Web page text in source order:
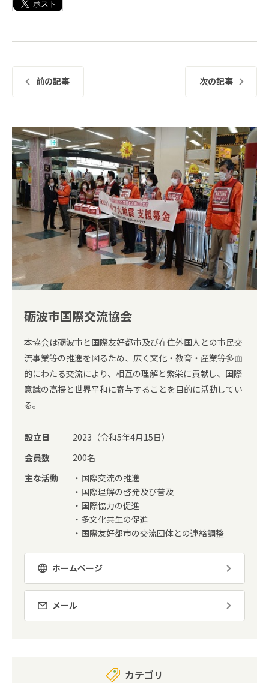
前の記事 次の記事
砺波市国際交流協会
本協会は砺波市と国際友好都市及び在住外国人との市民交
流事業等の推進を図るため、広く文化・教育・産業等多面
的にわたる交流により、相互の理解と繁栄に貢献し、国際
意識の高揚と世界平和に寄与することを目的に活動してい
る。
設立日
2023（令和5年4月15日）
会員数
200名
主な活動
・国際交流の推進
・国際理解の啓発及び普及
・国際協力の促進
・多文化共生の促進
・国際友好都市の交流団体との連絡調整
ホームページ
メール
カテゴリ